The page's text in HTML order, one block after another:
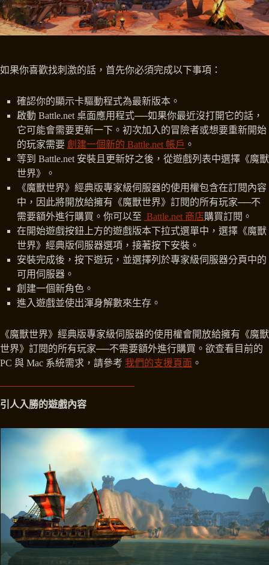
如果你喜歡找刺激的話，首先你必須完成以下事項：
確認你的顯示卡驅動程式為最新版本。
啟動 Battle.net 桌面應用程式──如果你最近沒打開它的話，
它可能會需要更新一下。初次加入的冒險者或想要重新開始
的玩家需要 創建一個新的 Battle.net 帳戶 。
等到 Battle.net 安裝且更新好之後，從遊戲列表中選擇《魔獸
世界》。
《魔獸世界》經典版專家級伺服器的使用權包含在訂閱內容
中，因此將開放給擁有《魔獸世界》訂閱的所有玩家──不
需要額外進行購買。你可以至 Battle.net 商店購買訂閱。
在開始遊戲按鈕上方的遊戲版本下拉式選單中，選擇《魔獸
世界》經典版伺服器選項，接著按下安裝。
安裝完成後，按下遊玩，並選擇列於專家級伺服器分頁中的
可用伺服器。
創建一個新角色。
進入遊戲並使出渾身解數來生存。
《魔獸世界》經典版專家級伺服器的使用權會開放給擁有《魔獸
世界》訂閱的所有玩家──不需要額外進行購買。欲查看目前的
PC 與 Mac 系統需求，請參考 我們的支援頁面 。
引人入勝的遊戲內容